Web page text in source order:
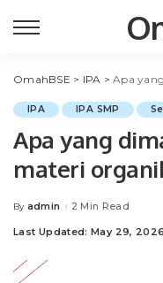
OmahBSE > IPA >Apa
IPA IPA SMP
Apa yang
materi
Posted
By admin 2 Min Read
Last Updated: May 29, 2026